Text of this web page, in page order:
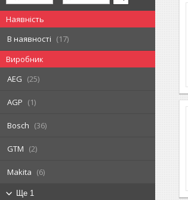
Наявність
В наявності
17
Виробник
AEG
25
AGP 1
Bosch 36
GTM 2
Makita 6
Ще 1